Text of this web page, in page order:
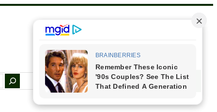
Facebook Instagram Youtube Amazon